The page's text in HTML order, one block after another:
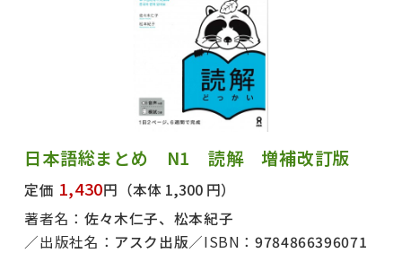
著者名で絞り込む
絞り込む
日本語総まとめ N1 読解 増補改訂版
定価 1,430円 （本体 1,300 円）
著者名： 佐々木仁子、松本紀子
出版社名： アスク出版 ISBN：9784866396071